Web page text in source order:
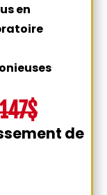
en
147$
de